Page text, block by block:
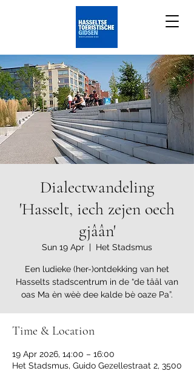
Dialectwandeling
'Hasselt, iech zejen oech
gjâân'
Sun 19 Apr
  |
Het Stadsmus
Een ludieke (her-)ontdekking van het
Hasselts stadscentrum in de “de tââl van
oas Ma èn wèè dee kalde bè oaze Pa”.
Time & Location
19 Apr 2026, 14:00 – 16:00
Het Stadsmus, Guido Gezellestraat 2, 3500